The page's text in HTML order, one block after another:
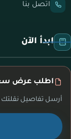
اتصل بنا
ابدأ الآن
اطلب عرض
أرسل تفاصيل نقلتك